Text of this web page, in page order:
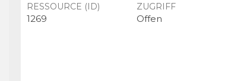
RESSOURCE (ID)
1269
ZUGRIFF
Offen